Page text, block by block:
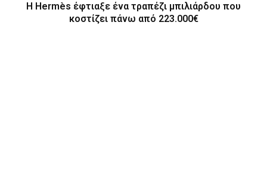
Η Hermès έφτιαξε ένα τραπέζι μπιλιάρδου που
κοστίζει πάνω από 223.000€